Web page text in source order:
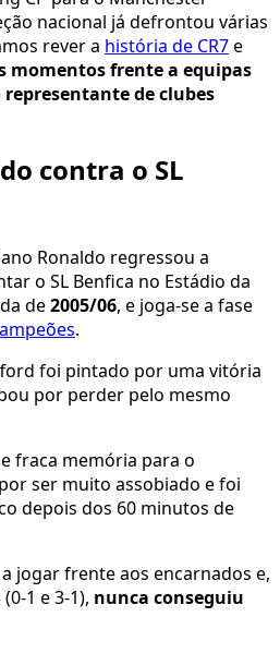
nacional já defrontou várias
rever a história de CR7e
momentos frente a equipas
de clubes
contra o SL
Ronaldo regressou a
o SL Benfica no Estádio da
de2005/06, e joga-se a fase
.
foi pintado por uma vitória
por perder pelo mesmo
fraca memória para o
ser muito assobiado e foi
depois dos 60 minutos de
jogar frente aos encarnados e,
1 e 3-1), nunca conseguiu